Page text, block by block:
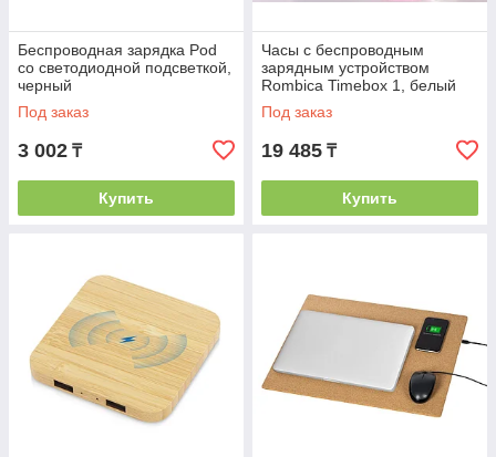
Беспроводная зарядка Pod
со светодиодной подсветкой,
черный
Под заказ
3 002 ₸
Купить
Часы с беспроводным
зарядным устройством
Rombica Timebox 1, белый
Под заказ
19 485 ₸
Купить